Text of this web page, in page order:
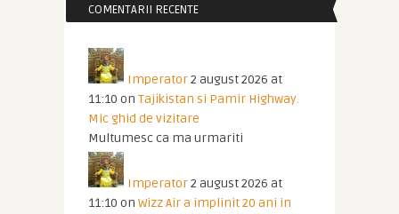
COMENTARII RECENTE
Imperator2 august 2026 at
11:10 on Tajikistan si Pamir Highway.
Mic ghid de vizitare
Multumesc ca ma urmariti
Imperator2 august 2026 at
11:10 on Wizz Air a implinit 20 ani in